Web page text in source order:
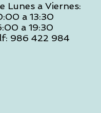
Lunes a Viernes:
a 13:30
a 19:30
986 422 984